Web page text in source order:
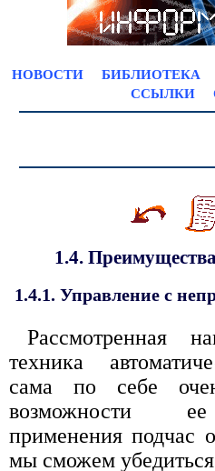
НОВОСТИ БИБЛИОТЕКА
ССЫЛКИ
1.4.
1.4.1. Управление с
Рассмотренная
техника
сама по себе
возможности ее
применения подчас
мы сможем